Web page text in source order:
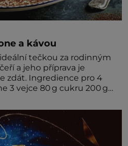
a kávou
tečkou za rodinným
a jeho příprava je
zdát. Ingredience pro 4
vyšlehejte s cukrem do
do nich vmíchejte
hladký